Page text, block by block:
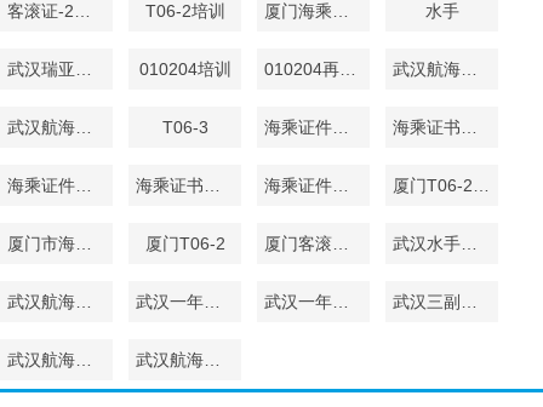
T06-2培训 水手
010204培训
T06-3
厦门T06-2